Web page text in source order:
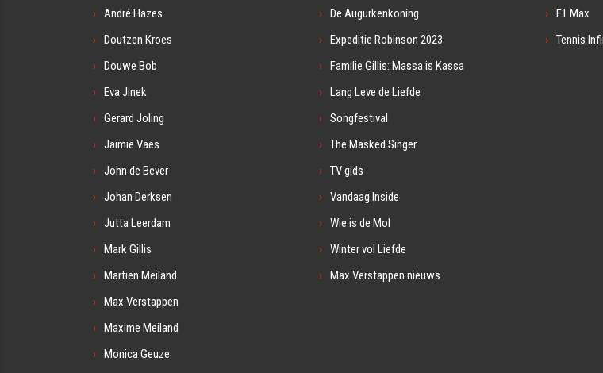
André Hazes
Doutzen Kroes
Douwe Bob
Eva Jinek
Gerard Joling
Jaimie Vaes
John de Bever
Johan Derksen
Jutta Leerdam
Mark Gillis
Martien Meiland
Max Verstappen
Maxime Meiland
Monica Geuze
De Augurkenkoning
Expeditie Robinson 2023
Familie Gillis: Massa is Kassa
Lang Leve de Liefde
Songfestival
The Masked Singer
TV gids
Vandaag Inside
Wie is de Mol
Winter vol Liefde
Max Verstappen nieuws
F1 Max
Tennis